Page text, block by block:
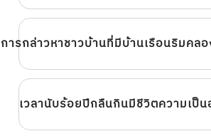
การกล่าวหาชาวบ้านที่มีบ้านเรือนริมคล
เวลานับร้อยปีกลืนกินมีชีวิตความเป็